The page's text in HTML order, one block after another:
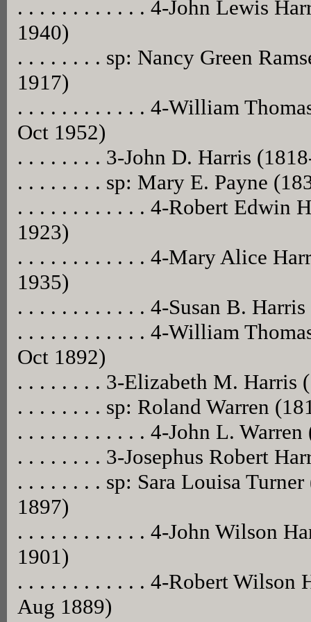
. . . . . . . . . . . . 4-John Lewis
1940)
. . . . . . . . sp: Nancy Green
1917)
. . . . . . . . . . . . 4-William
Oct 1952)
. . . . . . . . 3-John D. Harris
. . . . . . . . sp: Mary E. Payne
. . . . . . . . . . . . 4-Robert Edwin
1923)
. . . . . . . . . . . . 4-Mary Alice
1935)
. . . . . . . . . . . . 4-Susan B.
. . . . . . . . . . . . 4-William
Oct 1892)
. . . . . . . . 3-Elizabeth M. Harris
. . . . . . . . sp: Roland Warren
. . . . . . . . . . . . 4-John L. Warren
. . . . . . . . 3-Josephus Robert
. . . . . . . . sp: Sara Louisa
1897)
. . . . . . . . . . . . 4-John Wilson
1901)
. . . . . . . . . . . . 4-Robert Wilson
Aug 1889)